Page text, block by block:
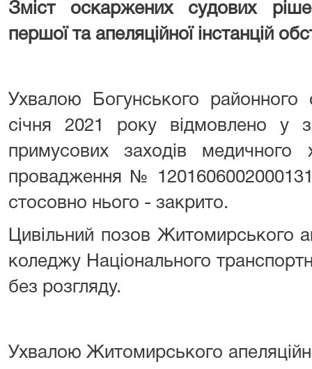
Зміст оскаржених судових
першої та апеляційної інстанцій
Ухвалою Богунського
січня 2021 року відмовлено у
примусових заходів медичного
провадження №
стосовно нього - закрито.
Цивільний позов Житомирського
коледжу Національного
без розгляду.
Ухвалою Житомирського